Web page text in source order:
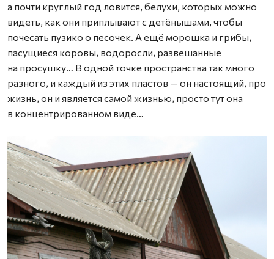
а почти круглый год ловится, белухи, которых можно
видеть, как они приплывают с детёнышами, чтобы
почесать пузико о песочек. А ещё морошка и грибы,
пасущиеся коровы, водоросли, развешанные
на просушку… В одной точке пространства так много
разного, и каждый из этих пластов — он настоящий, про
жизнь, он и является самой жизнью, просто тут она
в концентрированном виде…